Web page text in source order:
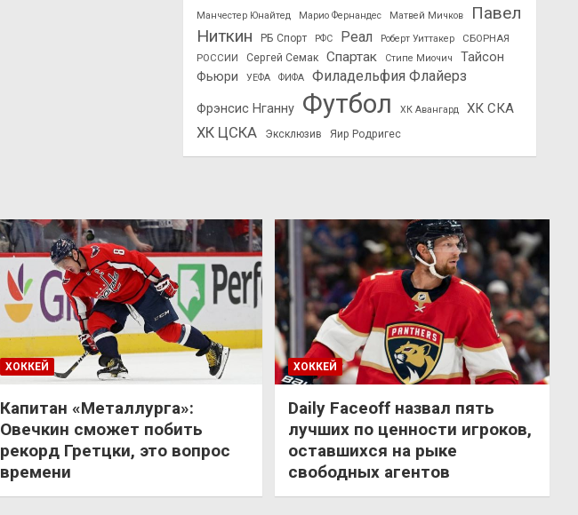
Манчестер Юнайтед Марио Фернандес Матвей Мичков
Павел
Ниткин
РБ Спорт РФС Реал Роберт Уиттакер
СБОРНАЯ
РОССИИ
Сергей Семак Спартак Стипе Миочич
Тайсон
Фьюри
УЕФА ФИФА Филадельфия Флайерз
Фрэнсис Нганну Футбол ХК Авангард ХК СКА
ХК ЦСКА Эксклюзив Яир Родригес
ХОККЕЙ
Капитан «Металлурга»:
Овечкин сможет побить
рекорд Гретцки, это вопрос
времени
ХОККЕЙ
Daily Faceoff назвал пять
лучших по ценности игроков,
оставшихся на рыке
свободных агентов